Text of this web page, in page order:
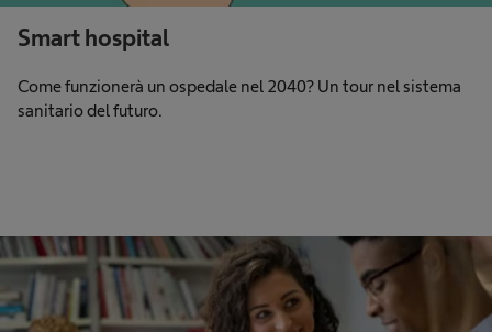
Smart hospital
Come funzionerà un ospedale nel 2040? Un tour nel sistema
sanitario del futuro.